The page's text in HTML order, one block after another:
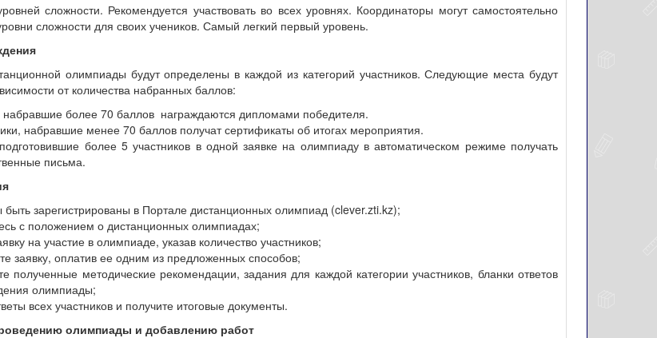
сложности. Рекомендуется участвовать во всех уровнях. Координаторы могут самостоятельно
сложности для своих учеников. Самый легкий первый уровень.
олимпиады будут определены в каждой из категорий участников. Следующие места будут
от количества набранных баллов:
набравшие более 70 баллов награждаются дипломами победителя.
набравшие менее 70 баллов получат сертификаты об итогах мероприятия.
более 5 участников в одной заявке на олимпиаду в автоматическом режиме получать
письма.
зарегистрированы в Портале дистанционных олимпиад (clever.zti.kz);
с положением о дистанционных олимпиадах;
на участие в олимпиаде, указав количество участников;
заявку, оплатив ее одним из предложенных способов;
полученные методические рекомендации, задания для каждой категории участников, бланки ответов
олимпиады;
всех участников и получите итоговые документы.
олимпиады и добавлению работ